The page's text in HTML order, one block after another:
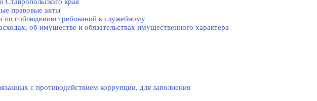
правовые акты
по соблюдению требований к служебному
об имуществе и обязательствах имущественного характера
с противодействием коррупции, для заполнения